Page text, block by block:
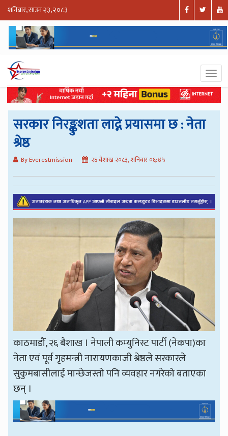
शनिबार, साउन २३, २०८३
सरकार निरङ्कुशता लाद्ने प्रयासमा छ : नेता
श्रेष्ठ
By Everestmission २६ बैशाख २०८३, शनिबार ०६:४५
काठमाडौँ, २६ बैशाख । नेपाली कम्युनिस्ट पार्टी (नेकपा)का
नेता एवं पूर्व गृहमन्त्री नारायणकाजी श्रेष्ठले सरकारले
सुकुमबासीलाई मान्छेजस्तो पनि व्यवहार नगरेको बताएका
छन् ।